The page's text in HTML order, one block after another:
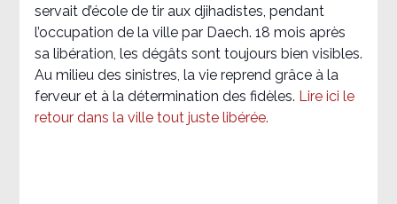
servait d’école de tir aux djihadistes, pendant
l’occupation de la ville par Daech. 18 mois après
sa libération, les dégâts sont toujours bien visibles.
Au milieu des sinistres, la vie reprend grâce à la
ferveur et à la détermination des fidèles. Lire ici le
retour dans la ville tout juste libérée.